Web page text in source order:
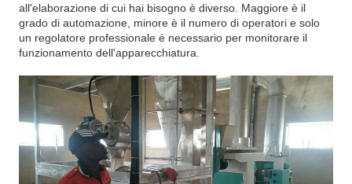
all'elaborazione di cui hai bisogno è diverso. Maggiore è il
grado di automazione, minore è il numero di operatori e solo
un regolatore professionale è necessario per monitorare il
funzionamento dell'apparecchiatura.